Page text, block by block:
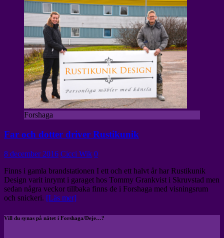
Forshaga
Far och dotter driver Rustikunik
8 december 2016 Cicci Wik 0
Finns i gamla brandstationen I ett och ett halvt år har Rustikunik
Design varit inrymt i garaget hos Tommy Grankvist i Skruvstad men
sedan några veckor tillbaka finns de i Forshaga med visningsrum
och snickeri. [Läs mer]
Vill du synas på nätet i Forshaga/Deje…?